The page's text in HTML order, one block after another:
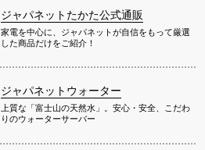
ジャパネットたかた公式通販
家電を中心に、ジャパネットが自信をもって厳選
した商品だけをご紹介！
ジャパネットウォーター
上質な「富士山の天然水」。安心・安全、こだわ
りのウォーターサーバー